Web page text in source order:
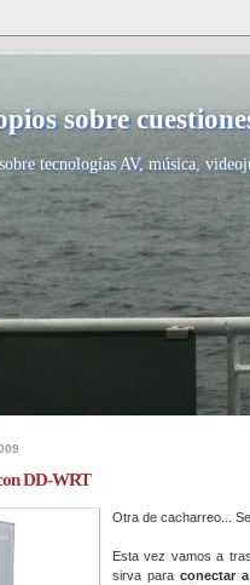
sobre
tecnologías AV, música,
DD-WRT
Otra de cacharreo...
Esta vez vamos a
sirva para conectar